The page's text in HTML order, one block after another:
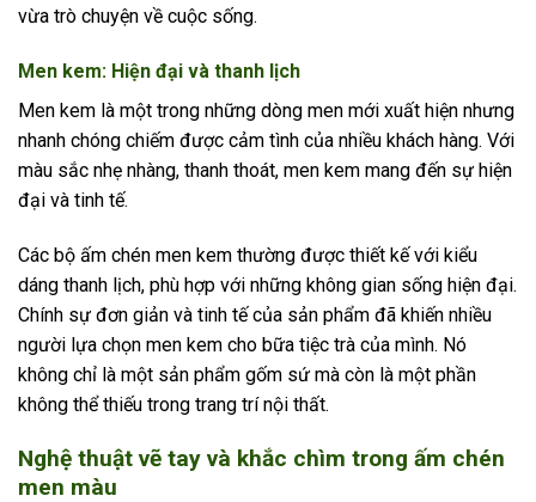
vừa trò chuyện về cuộc sống.
Men kem: Hiện đại và thanh lịch
Men kem là một trong những dòng men mới xuất hiện nhưng
nhanh chóng chiếm được cảm tình của nhiều khách hàng. Với
màu sắc nhẹ nhàng, thanh thoát, men kem mang đến sự hiện
đại và tinh tế.
Các bộ ấm chén men kem thường được thiết kế với kiểu
dáng thanh lịch, phù hợp với những không gian sống hiện đại.
Chính sự đơn giản và tinh tế của sản phẩm đã khiến nhiều
người lựa chọn men kem cho bữa tiệc trà của mình. Nó
không chỉ là một sản phẩm gốm sứ mà còn là một phần
không thể thiếu trong trang trí nội thất.
Nghệ thuật vẽ tay và khắc chìm trong ấm chén
men màu